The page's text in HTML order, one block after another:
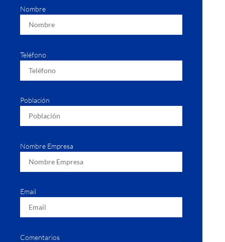
Nombre
Teléfono
Población
Nombre Empresa
Email
Comentarios